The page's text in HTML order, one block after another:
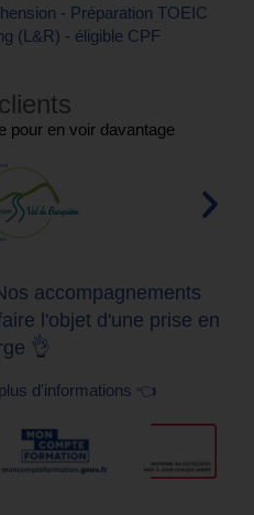
- Préparation TOEIC
(L&R) - éligible CPF
pour en voir davantage
accompagnements
l'objet d'une prise en
👌
d'informations 👈